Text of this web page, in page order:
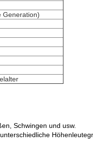
Generation)
Schwingen und usw.